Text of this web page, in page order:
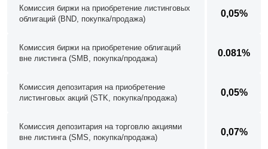
Комиссия биржи на приобретение листинговых
облигаций (BND, покупка/продажа)
0,05%
Комиссия биржи на приобретение облигаций
вне листинга (SMB, покупка/продажа)
0.081%
Комиссия депозитария на приобретение
листинговых акций (STK, покупка/продажа)
0,05%
Комиссия депозитария на торговлю акциями
вне листинга (SMS, покупка/продажа)
0,07%